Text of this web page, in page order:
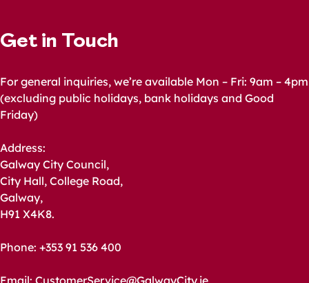
Get in Touch
For general inquiries, we’re available Mon – Fri: 9am – 4pm
(excluding public holidays, bank holidays and Good
Friday)
Address:
Galway City Council,
City Hall, College Road,
Galway,
H91 X4K8.
Phone: +353 91 536 400